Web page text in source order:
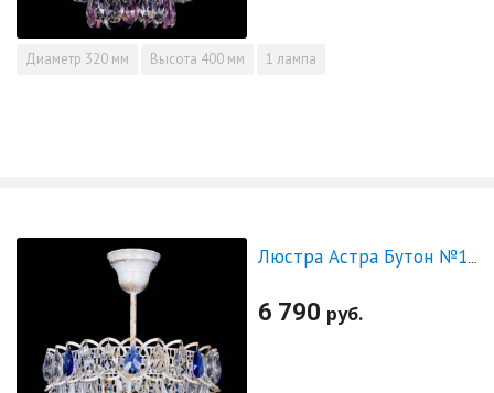
Диаметр 320 мм Высота 400 мм 1 лампа
6 790 руб.